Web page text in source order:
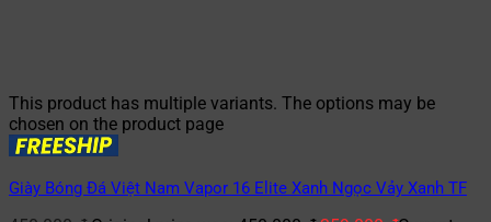
This product has multiple variants. The options may be
chosen on the product page
Giày Bóng Đá Việt Nam Vapor 16 Elite Xanh Ngọc Vảy Xanh TF